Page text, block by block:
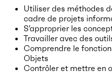
Utiliser des méthodes
cadre de projets
S’approprier les
Travailler avec des
Comprendre le
Objets
Contrôler et mettre en